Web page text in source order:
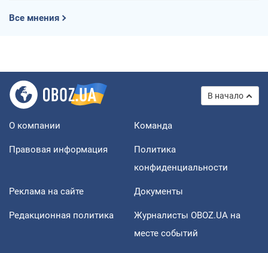
Все мнения
В начало
О компании Команда
Правовая информация
Политика
конфиденциальности
Реклама на сайте Документы
Редакционная политика
Журналисты OBOZ.UA на
месте событий